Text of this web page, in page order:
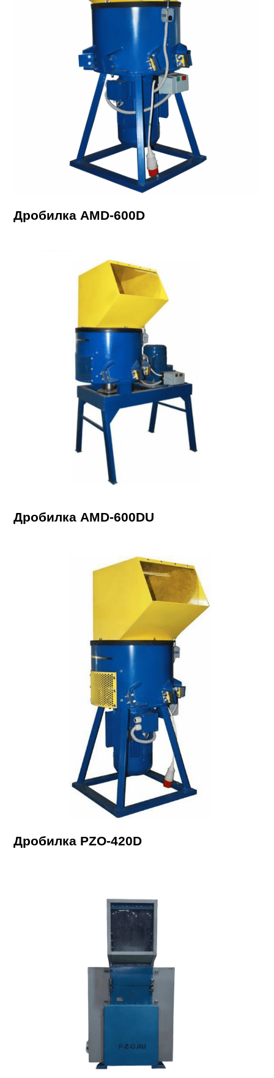
Дробилка AMD-600D
Дробилка AMD-600DU
Дробилка PZO-420D